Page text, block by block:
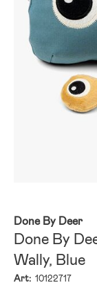
Done By Deer
Done By
Wally, Blue
Art: 10122717